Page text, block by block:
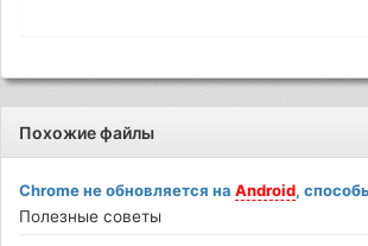
Похожие файлы
Chrome не обновляется наAndroid,
Полезные советы